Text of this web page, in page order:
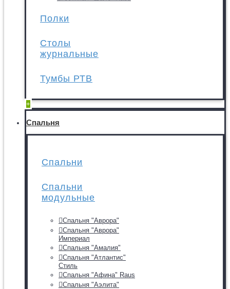
Полки
Столы
журнальные
Тумбы РТВ
+
Спальня
Спальни
Спальни
модульные
Спальня "Аврора"
Спальня "Аврора"
Империал
Спальня "Амалия"
Спальня "Атлантис"
Стиль
Спальня "Афина" Raus
Спальня "Аэлита"